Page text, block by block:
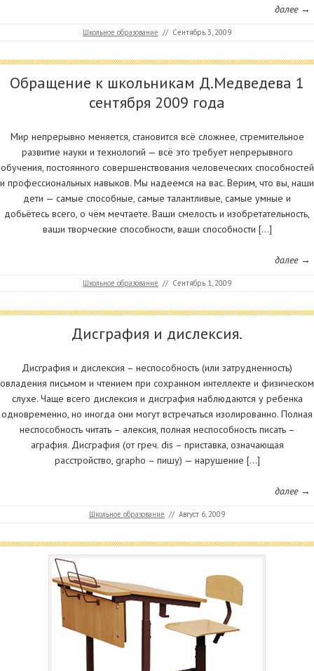
далее →
Школьное образование // Сентябрь 3, 2009
Обращение к школьникам Д.Медведева 1
сентября 2009 года
Мир непрерывно меняется, становится всё сложнее, стремительное
развитие науки и технологий — всё это требует непрерывного
обучения, постоянного совершенствования человеческих способностей
и профессиональных навыков. Мы надеемся на вас. Верим, что вы, наши
дети — самые способные, самые талантливые, самые умные и
добьётесь всего, о чём мечтаете. Ваши смелость и изобретательность,
ваши творческие способности, ваши способности […]
далее →
Школьное образование // Сентябрь 1, 2009
Дисграфия и дислексия.
Дисграфия и дислексия – неспособность (или затрудненность)
овладения письмом и чтением при сохранном интеллекте и физическом
слухе. Чаще всего дислексия и дисграфия наблюдаются у ребенка
одновременно, но иногда они могут встречаться изолированно. Полная
неспособность читать – алексия, полная неспособность писать –
аграфия. Дисграфия (от греч. dis – приставка, означающая
расстройство, grapho – пишу) — нарушение […]
далее →
Школьное образование // Август 6, 2009